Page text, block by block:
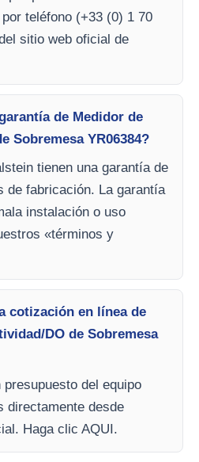
teléfono (+33 (0) 1 70
sitio web oficial de
de Medidor de
Sobremesa YR06384?
tienen una garantía de
de fabricación. La garantía
instalación o uso
«términos y
cotización en línea de
DO de Sobremesa
del equipo
directamente desde
Haga clic AQUI.